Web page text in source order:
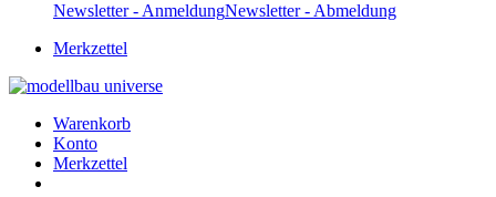
Newsletter - AnmeldungNewsletter - Abmeldung
Merkzettel
Warenkorb
Konto
Merkzettel